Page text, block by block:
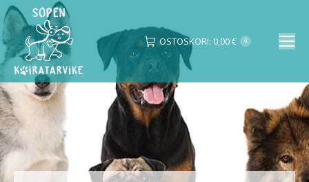
OSTOSKORI: 0,00€ 0
Search: